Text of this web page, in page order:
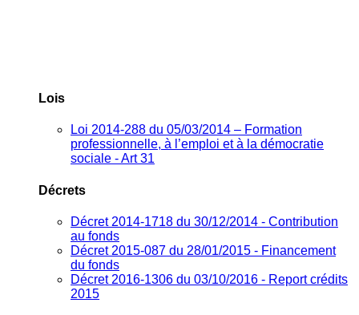
Lois
Loi 2014-288 du 05/03/2014 – Formation
professionnelle, à l’emploi et à la démocratie
sociale - Art 31
Décrets
Décret 2014-1718 du 30/12/2014 - Contribution
au fonds
Décret 2015-087 du 28/01/2015 - Financement
du fonds
Décret 2016-1306 du 03/10/2016 - Report crédits
2015